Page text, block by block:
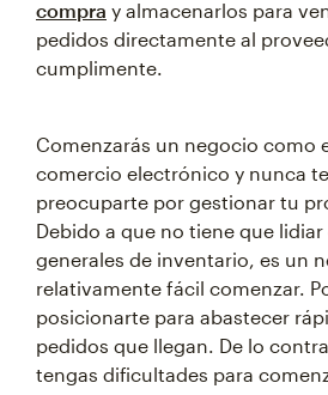
compra y almacenarlos para
pedidos directamente al
cumplimente.
Comenzarás un negocio como
comercio electrónico y nunca
preocuparte por gestionar tu
Debido a que no tiene que
generales de inventario, es un
relativamente fácil comenzar.
posicionarte para abastecer
pedidos que llegan. De lo
tengas dificultades para